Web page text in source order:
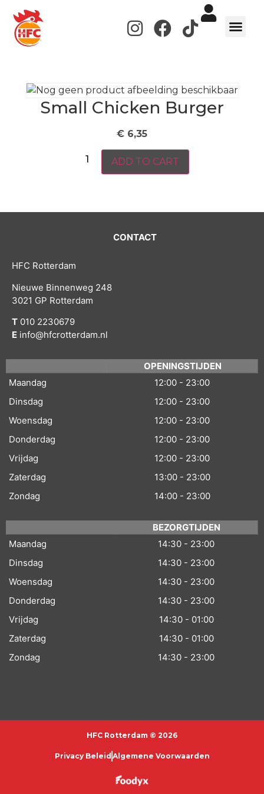
inhoud
Small Chicken Burger
€ 6,35
ADD TO CART
CONTACT
HFC Rotterdam
Nieuwe Binnenweg 248
3021 GP Rotterdam
T 010 2230679
E info@hfcrotterdam.nl
OPENINGSTIJDEN
Maandag
12:00 - 23:00
Dinsdag
12:00 - 23:00
Woensdag
12:00 - 23:00
Donderdag
12:00 - 23:00
Vrijdag
12:00 - 23:00
Zaterdag
13:00 - 23:00
Zondag
14:00 - 23:00
BEZORGTIJDEN
Maandag
14:30 - 23:00
Dinsdag
14:30 - 23:00
Woensdag
14:30 - 23:00
Donderdag
14:30 - 23:00
Vrijdag
14:30 - 01:00
Zaterdag
14:30 - 01:00
Zondag
14:30 - 23:00
HFC Rotterdam © 2026
Privacy Beleid Algemene Voorwaarden​